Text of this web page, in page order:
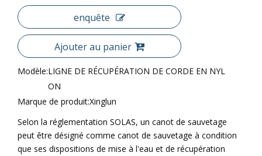
enquête
Ajouter au panier
Modèle:LIGNE DE RÉCUPÉRATION DE CORDE EN NYL
ON
Marque de produit:Xinglun
Selon la réglementation SOLAS, un canot de sauvetage
peut être désigné comme canot de sauvetage à condition
que ses dispositions de mise à l'eau et de récupération